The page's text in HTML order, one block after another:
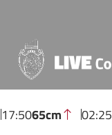
17:5065cm 02:25